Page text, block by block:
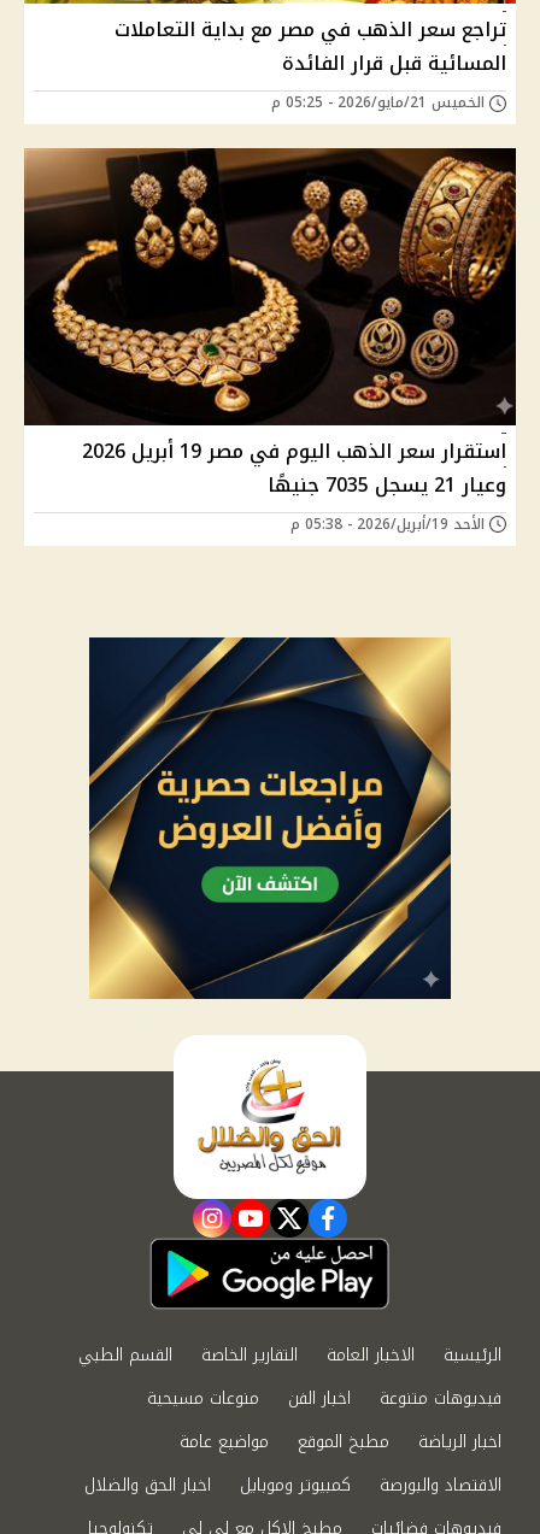
تراجع سعر الذهب في مصر مع بداية التعاملات
المسائية قبل قرار الفائدة
الخميس 21/مايو/2026 - 05:25 م
استقرار سعر الذهب اليوم في مصر 19 أبريل 2026
وعيار 21 يسجل 7035 جنيهًا
الأحد 19/أبريل/2026 - 05:38 م
facebook
twitter
youtube
instagram
الرئيسية الاخبار العامة التقارير الخاصة
القسم الطبي
فيديوهات متنوعة
اخبار الفن
منوعات مسيحية
اخبار الرياضة
مطبخ الموقع
مواضيع عامة
الاقتصاد والبورصة
كمبيوتر وموبايل
اخبار الحق والضلال